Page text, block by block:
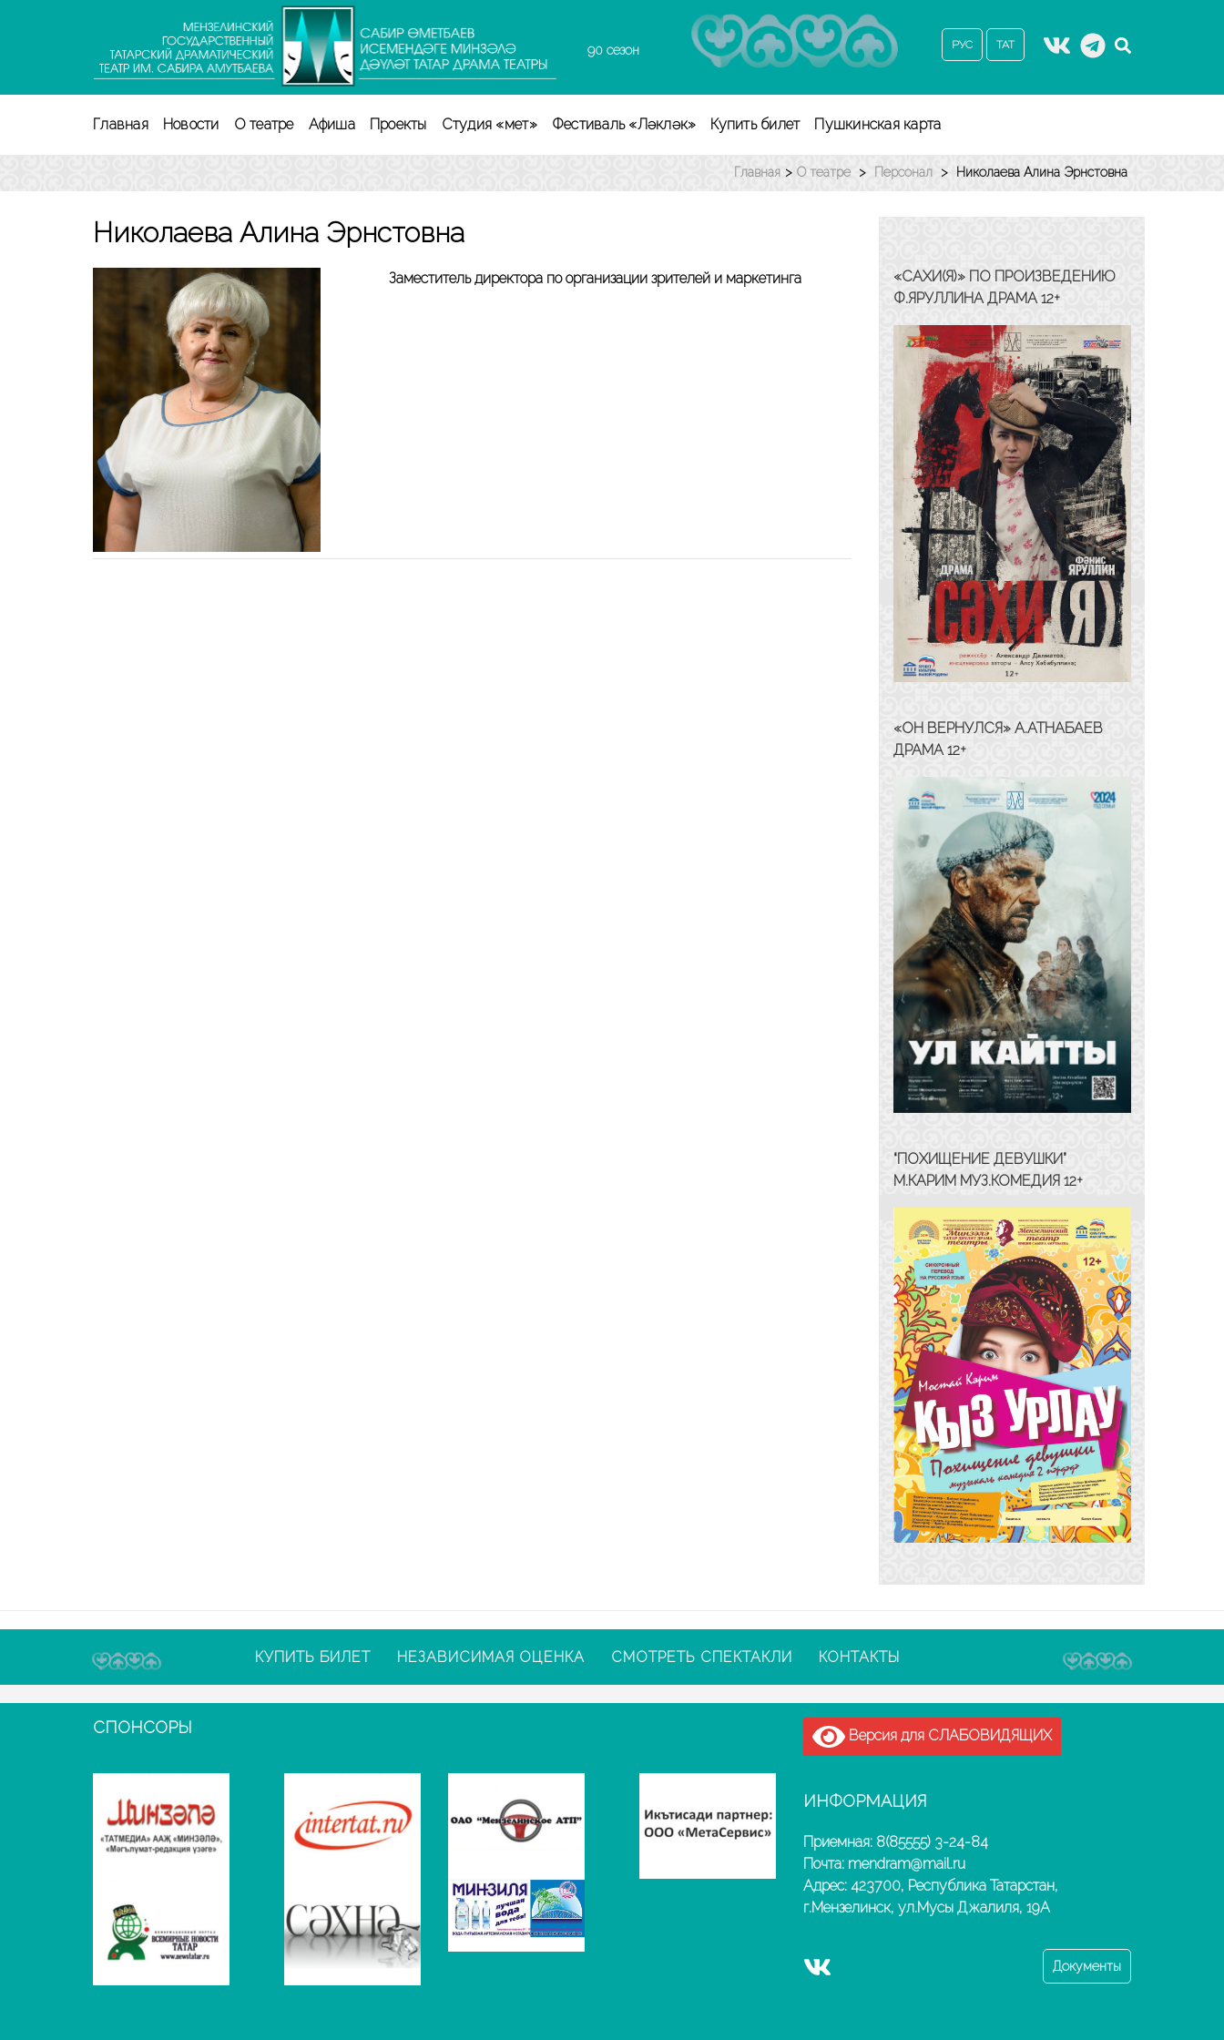
Enter)
90 сезон РУС ТАТ
Главная Новости О театре Афиша Проекты Студия «Өмет» Фестиваль «Ләкләк» Купить билет Пушкинская карта
Главная > О театре > Персонал > Николаева Алина Эрнстовна
Николаева Алина Эрнстовна
Заместитель директора по организации зрителей и маркетинга
«САХИ(Я)» ПО ПРОИЗВЕДЕНИЮ
Ф.ЯРУЛЛИНА ДРАМА 12+
«ОН ВЕРНУЛСЯ» А.АТНАБАЕВ
ДРАМА 12+
“ПОХИЩЕНИЕ ДЕВУШКИ”
М.КАРИМ МУЗ.КОМЕДИЯ 12+
КУПИТЬ БИЛЕТ НЕЗАВИСИМАЯ ОЦЕНКА СМОТРЕТЬ СПЕКТАКЛИ КОНТАКТЫ
СПОНСОРЫ Версия для СЛАБОВИДЯЩИХ
ИНФОРМАЦИЯ
Приемная: 8(85555) 3-24-84
Почта: mendram@mail.ru
Адрес: 423700, Республика Татарстан,
г.Мензелинск, ул.Мусы Джалиля, 19А
Документы